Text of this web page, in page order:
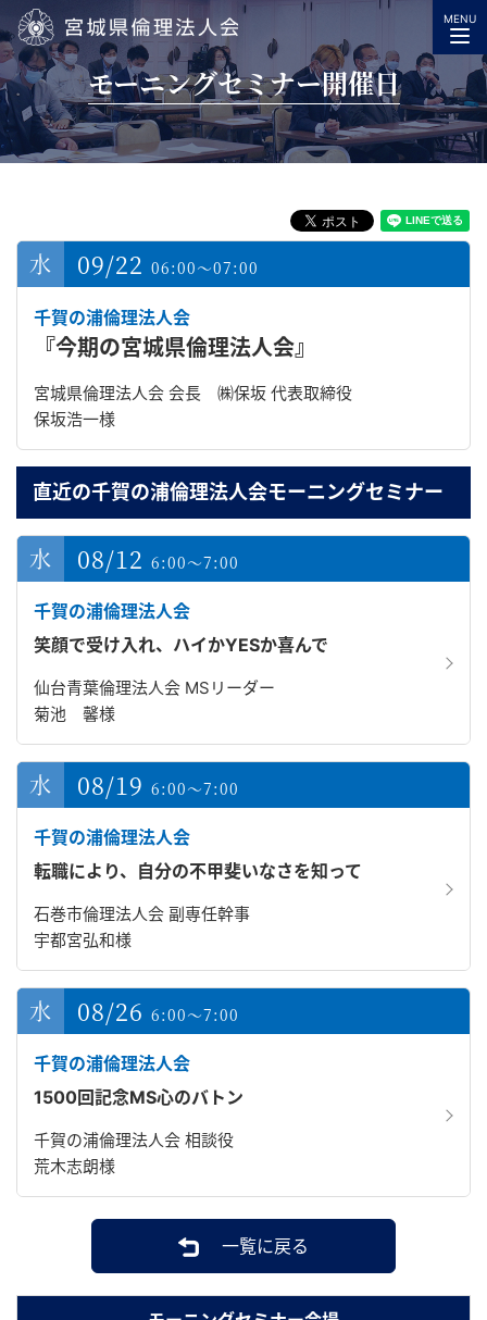
宮城県倫理法人会
MENU
モーニングセミナー開催日
09/22 06:00～07:00
千賀の浦倫理法人会
『今期の宮城県倫理法人会』
宮城県倫理法人会 会長 ㈱保坂 代表取締役
保坂浩一様
直近の千賀の浦倫理法人会モーニングセミナー
08/12 6:00～7:00
千賀の浦倫理法人会
笑顔で受け入れ、ハイかYESか喜んで
仙台青葉倫理法人会 MSリーダー
菊池 馨様
08/19 6:00～7:00
千賀の浦倫理法人会
転職により、自分の不甲斐いなさを知って
石巻市倫理法人会 副専任幹事
宇都宮弘和様
08/26 6:00～7:00
千賀の浦倫理法人会
1500回記念MS心のバトン
千賀の浦倫理法人会 相談役
荒木志朗様
一覧に戻る